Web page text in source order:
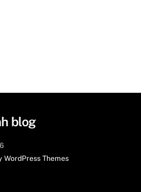
blog
WordPress Themes